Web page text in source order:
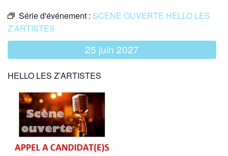
Série d'événement : SCENE OUVERTE HELLO LES
Z’ARTISTES
25 juin 2027
HELLO LES Z’ARTISTES